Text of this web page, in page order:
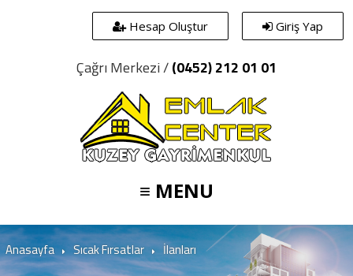
Giriş Yap
Hesap Oluştur
Çağrı Merkezi /(0452) 212 01 01
≡ MENU
Anasayfa Sıcak Fırsatlar İlanları